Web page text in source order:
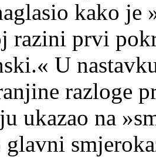
kako je
razini prvi
U
razloge
ukazao na
glavni